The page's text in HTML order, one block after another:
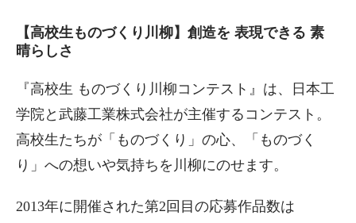
【高校生ものづくり川柳】創造を 表現できる 素
晴らしさ
『高校生 ものづくり川柳コンテスト』は、日本工
学院と武藤工業株式会社が主催するコンテスト。
高校生たちが「ものづくり」の心、「ものづく
り」への想いや気持ちを川柳にのせます。
2013年に開催された第2回目の応募作品数は